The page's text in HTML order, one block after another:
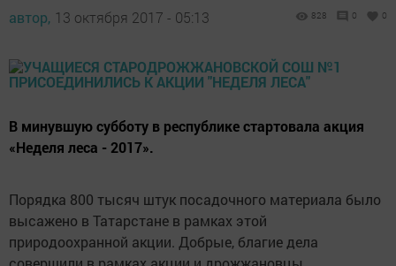
автор, 13 октября 2017 - 05:13 828 0 0
В минувшую субботу в республике стартовала акция
«Неделя леса - 2017».
Порядка 800 тысяч штук посадочного материала было
высажено в Татарстане в рамках этой
природоохранной акции. Добрые, благие дела